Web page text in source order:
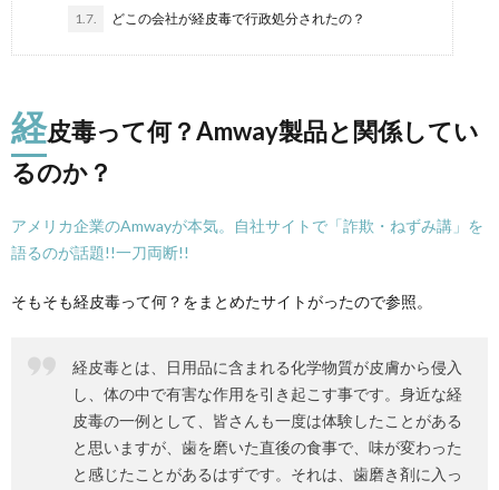
1.7. どこの会社が経皮毒で行政処分されたの？
経皮毒って何？Amway製品と関係してい
るのか？
アメリカ企業のAmwayが本気。自社サイトで「詐欺・ねずみ講」を
語るのが話題!!一刀両断!!
そもそも経皮毒って何？をまとめたサイトがったので参照。
経皮毒とは、日用品に含まれる化学物質が皮膚から侵入
し、体の中で有害な作用を引き起こす事です。身近な経
皮毒の一例として、皆さんも一度は体験したことがある
と思いますが、歯を磨いた直後の食事で、味が変わった
と感じたことがあるはずです。それは、歯磨き剤に入っ